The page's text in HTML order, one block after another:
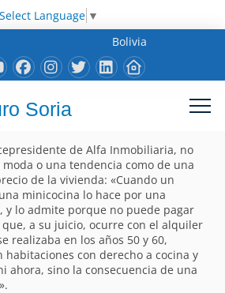
Select Language ▼
Bolivia
Soria
de Alfa Inmobiliaria, no
o una tendencia como de una
de la vivienda: «Cuando un
minicocina lo hace por una
y lo admite porque no puede pagar
que, a su juicio, ocurre con el alquiler
realizaba en los años 50 y 60,
con derecho a cocina y
ahora, sino la consecuencia de una